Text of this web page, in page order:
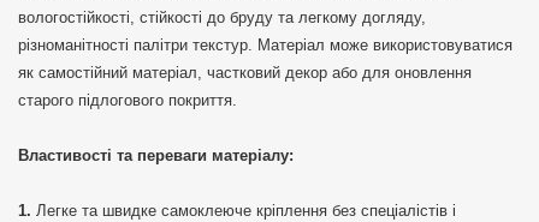
вологостійкості, стійкості до бруду та легкому догляду,
різноманітності палітри текстур. Матеріал може використовуватися
як самостійний матеріал, частковий декор або для оновлення
старого підлогового покриття.
Властивості та переваги матеріалу:
Легке та швидке самоклеюче кріплення без спеціалістів і